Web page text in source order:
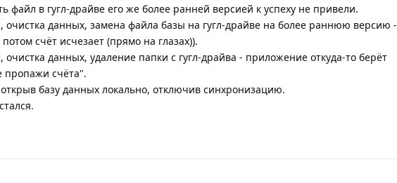
файл в гугл-драйве его же более ранней версией к успеху не привели.
очистка данных, замена файла базы на гугл-драйве на более раннюю версию -
счёт исчезает (прямо на глазах)).
данных, удаление папки с гугл-драйва - приложение откуда-то берёт
пропажи счёта".
базу данных локально, отключив синхронизацию.